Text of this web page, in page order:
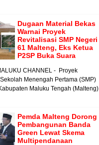
Dugaan Material Bekas
Warnai Proyek
Revitalisasi SMP Negeri
61 Malteng, Eks Ketua
P2SP Buka Suara
CHANNEL - Proyek
Menengah Pertama (SMP)
Maluku Tengah (Malteng)
Pemda Malteng Dorong
Pembangunan Banda
Green Lewat Skema
Multipendanaan